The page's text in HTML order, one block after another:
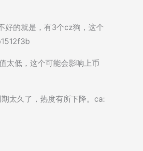
好的就是，有3个cz狗，这个
太低，这个可能会影响上币
太久了，热度有所下降。ca: